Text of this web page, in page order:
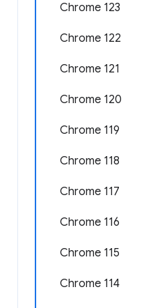
Chrome 123
Chrome 122
Chrome 121
Chrome 120
Chrome 119
Chrome 118
Chrome 117
Chrome 116
Chrome 115
Chrome 114